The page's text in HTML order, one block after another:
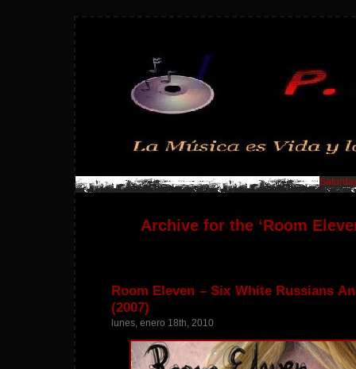
Archive for the ‘Room
Room Eleven – Six White Russians
(2007)
lunes, enero 18th, 2010